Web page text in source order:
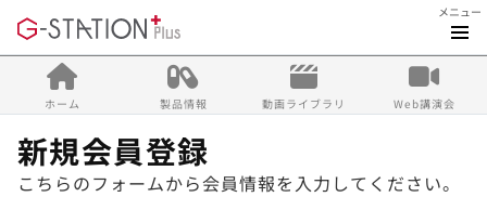
メニュー
ホーム 製品情報 動画ライブラリ Web講演会
新規会員登録
こちらのフォームから会員情報を入力してください。